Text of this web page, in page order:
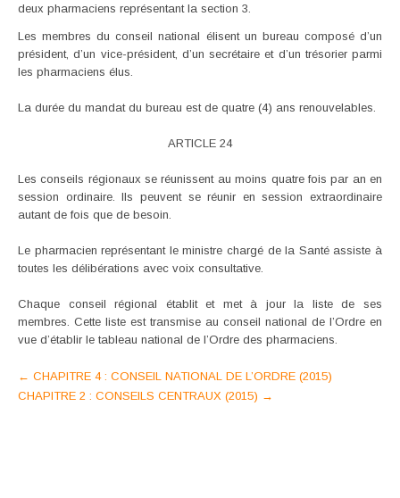
deux pharmaciens représentant la section 3.
Les membres du conseil national élisent un bureau composé d’un
président, d’un vice-président, d’un secrétaire et d’un trésorier parmi
les pharmaciens élus.
La durée du mandat du bureau est de quatre (4) ans renouvelables.
ARTICLE 24
Les conseils régionaux se réunissent au moins quatre fois par an en
session ordinaire. Ils peuvent se réunir en session extraordinaire
autant de fois que de besoin.
Le pharmacien représentant le ministre chargé de la Santé assiste à
toutes les délibérations avec voix consultative.
Chaque conseil régional établit et met à jour la liste de ses
membres. Cette liste est transmise au conseil national de l’Ordre en
vue d’établir le tableau national de l’Ordre des pharmaciens.
Post
navigation
← CHAPITRE 4 : CONSEIL NATIONAL DE L’ORDRE (2015)
CHAPITRE 2 : CONSEILS CENTRAUX (2015) →